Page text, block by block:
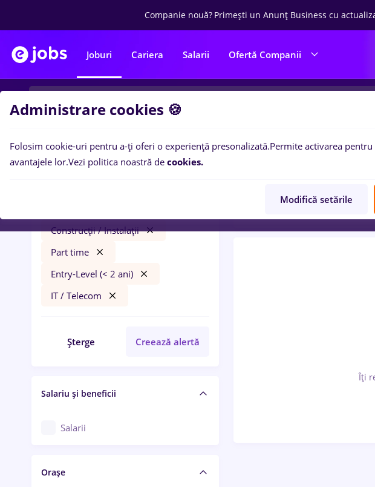
Companie nouă? Primești un Anunț Business cu
Joburi Cariera Salarii Ofertă Companii
Filtre
Construcții / Instalații
Part time
Entry-Level (< 2 ani)
IT / Telecom
Șterge Creează alertă
Salariu și beneficii
Salarii
Orașe
0locuri de munca
Constructii /
Îți
Administrare cookies 🍪
Folosim cookie-uri pentru a-ți oferi o experiență presonalizată.Permite activarea
avantajele lor.Vezi politica noastră de cookies.
Modifică setările